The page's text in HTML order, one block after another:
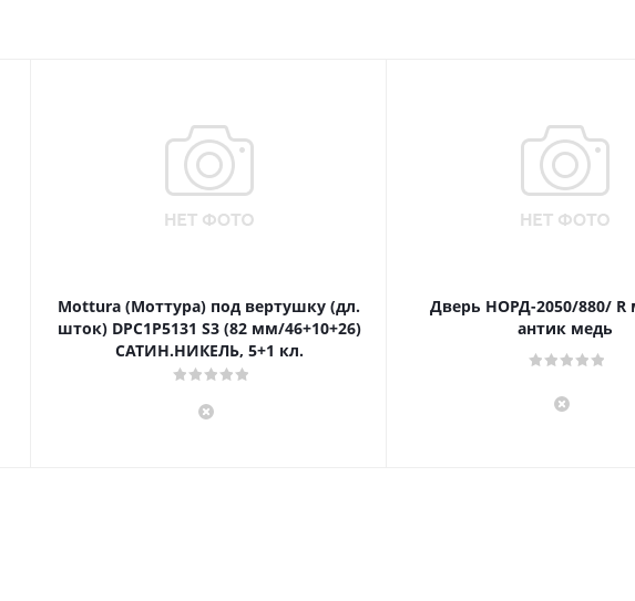
Mottura (Моттура) под вертушку (дл.
шток) DPC1P5131 S3 (82 мм/46+10+26)
САТИН.НИКЕЛЬ, 5+1 кл.
Дверь НОРД-2050/880/ R
антик медь